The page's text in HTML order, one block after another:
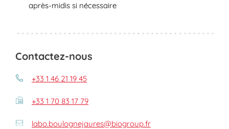
après-midis si nécessaire
Contactez-nous
+33 1 46 21 19 45
+33 1 70 83 17 79
labo.boulognejaures@biogroup.fr